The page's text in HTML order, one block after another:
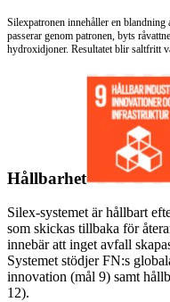
Silexpatronen innehåller en
passerar genom patronen, byts
hydroxidjoner. Resultatet blir saltfritt
Hållbarhet
Silex-systemet är hållbart
som skickas tillbaka för
innebär att inget avfall
Systemet stödjer FN:s
innovation (mål 9) samt
12).